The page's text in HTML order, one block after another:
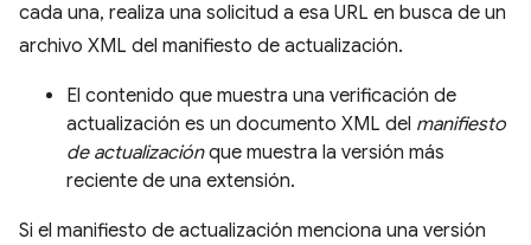
cada una, realiza una solicitud a esa URL en busca de un
archivo XML del manifiesto de actualización.
El contenido que muestra una verificación de
actualización es un documento XML del manifiesto
de actualizaciónque muestra la versión más
reciente de una extensión.
Si el manifiesto de actualización menciona una versión